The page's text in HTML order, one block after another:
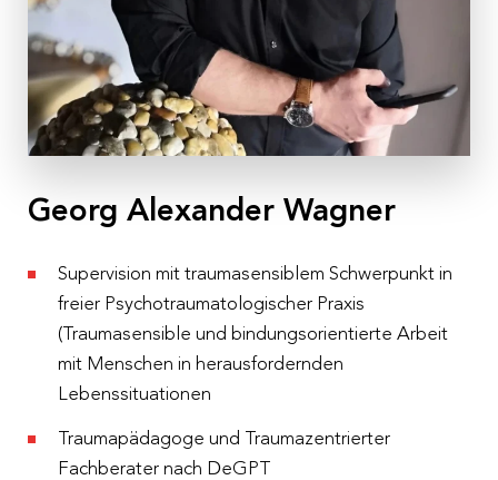
Termine
Di, 25.02.2025, 10:00 – 17:30 Uhr
Mi, 26.02.2025, 9:00 – 16:00 Uhr
Ort
Kolpinghaus Wien-Zentral, Gumpendorfer Straße
€ 220,– pro Person exkl. 10 % MwSt.
Anmeldeschluss
11.02.2025
Georg Alexander Wagner
Supervision mit traumasensiblem Schwerpunkt in
freier Psychotraumatologischer Praxis
(Traumasensible und bindungsorientierte Arbeit
mit Menschen in herausfordernden
Lebenssituationen
Traumapädagoge und Traumazentrierter
Fachberater nach DeGPT